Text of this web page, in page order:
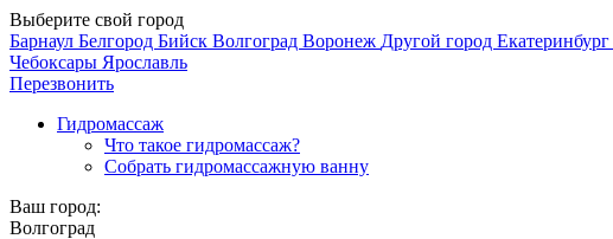
Выберите свой город
Барнаул Белгород Бийск Волгоград Воронеж Другой город Екатеринбург
Чебоксары Ярославль
Перезвонить
Гидромассаж
Что такое гидромассаж?
Собрать гидромассажную ванну
Ваш город:
Волгоград